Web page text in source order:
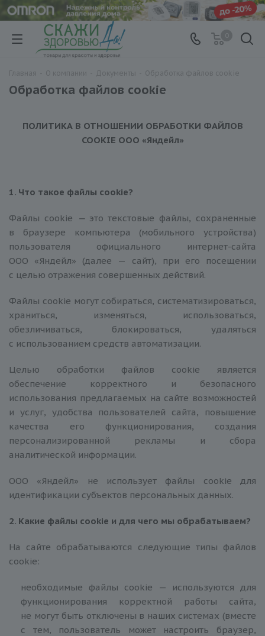
Обработка файлов cookie
ПОЛИТИКА В ОТНОШЕНИИ ОБРАБОТКИ ФАЙЛОВ
COOKIE ООО «Яндейл»
1. Что такое файлы cookie?
Файлы сookie — это текстовые файлы, сохраненные
в браузере компьютера (мобильного устройства)
пользователя официального интернет-сайта
ООО «Яндейл» (далее — сайт), при его посещении
с целью отражения совершенных действий.
Файлы сookie могут собираться, систематизироваться,
храниться, изменяться, использоваться,
обезличиваться, блокироваться, удаляться
с использованием средств автоматизации.
Целью обработки файлов сookie является
обеспечение корректного и безопасного
использования предлагаемых на сайте возможностей
и услуг, удобства пользователей сайта, повышение
качества его функционирования, создания
персонализированной рекламы и сбора
аналитической информации.
ООО «Яндейл» не использует файлы сookie для
идентификации субъектов персональных данных.
2. Какие файлы сookie и для чего мы обрабатываем?
На сайте обрабатываются следующие типы файлов
сookie:
необходимые файлы сookie — используются для
функционирования корректной работы сайта,
не могут быть отключены в наших системах (вместе
с тем, пользователь может настроить браузер,